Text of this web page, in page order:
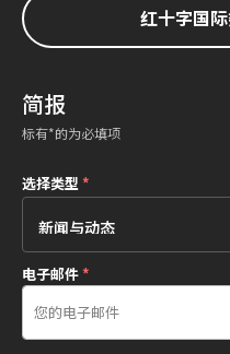
红十字国
简报
标有*的为必填项
选择类型*
电子邮件*